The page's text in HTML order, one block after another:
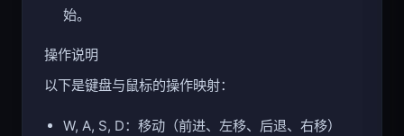
始。
操作说明
以下是键盘与鼠标的操作映射：
W, A, S, D：移动（前进、左移、后退、右移）